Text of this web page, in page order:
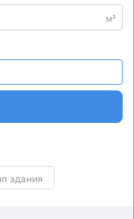
м²
здания